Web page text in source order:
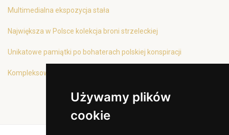
Używamy plików
cookie
Multimedialna ekspozycja stała
Największa w Polsce kolekcja broni strzeleckiej
Unikatowe pamiątki po bohaterach polskiej konspiracji
Kompleksowa oferta edukacyjna